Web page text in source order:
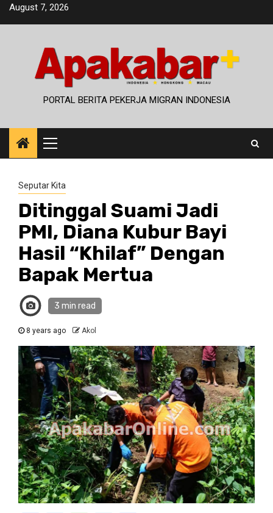
SkipAugust 7, 2026
PORTAL BERITA PEKERJA MIGRAN INDONESIA
Primary
Menu
Seputar Kita
Ditinggal Suami Jadi
PMI, Diana Kubur Bayi
Hasil “Khilaf” Dengan
Bapak Mertua
3 min read
8 years ago Akol